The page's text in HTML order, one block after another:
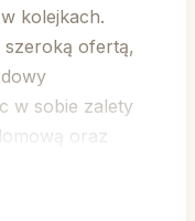
kolejkach.
ofertą,
w sobie zalety
oraz